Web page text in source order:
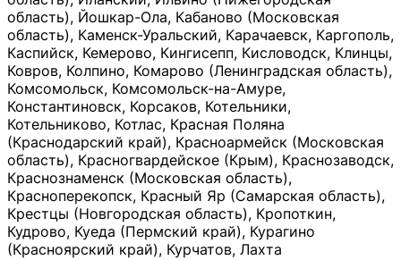
область), Йошкар-Ола, Кабаново (Московская
область), Каменск-Уральский, Карачаевск, Каргополь,
Каспийск, Кемерово, Кингисепп, Кисловодск, Клинцы,
Ковров, Колпино, Комарово (Ленинградская область),
Комсомольск, Комсомольск-на-Амуре,
Константиновск, Корсаков, Котельники,
Котельниково, Котлас, Красная Поляна
(Краснодарский край), Красноармейск (Московская
область), Красногвардейское (Крым), Краснозаводск,
Краснознаменск (Московская область),
Красноперекопск, Красный Яр (Самарская область),
Крестцы (Новгородская область), Кропоткин,
Кудрово, Куеда (Пермский край), Курагино
(Красноярский край), Курчатов, Лахта